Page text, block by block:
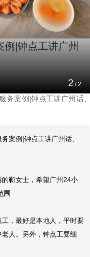
2 /2
例|钟点工讲广州
务案例|钟点工讲广州话
案例|钟点工讲广州话、
的靳女士，希望广州24小
围
工，最好是本地人，平时要
人。另外，钟点工要细